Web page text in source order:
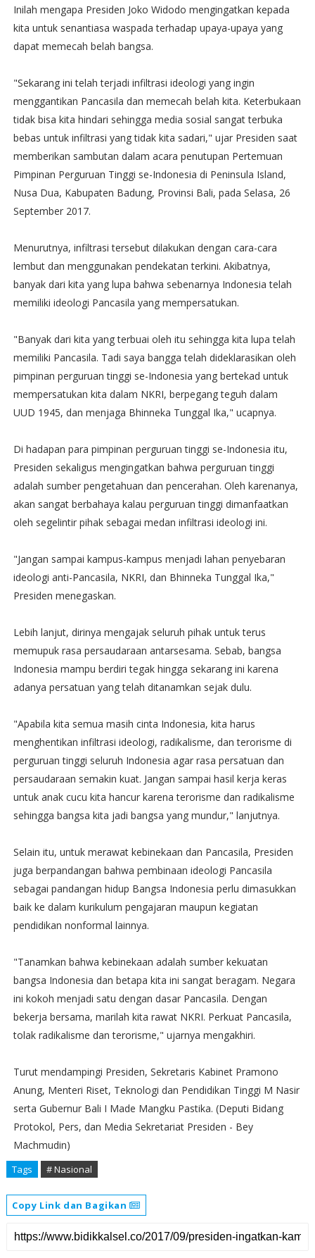
Inilah mengapa Presiden Joko Widodo mengingatkan kepada
kita untuk senantiasa waspada terhadap upaya-upaya yang
dapat memecah belah bangsa.
"Sekarang ini telah terjadi infiltrasi ideologi yang ingin
menggantikan Pancasila dan memecah belah kita. Keterbukaan
tidak bisa kita hindari sehingga media sosial sangat terbuka
bebas untuk infiltrasi yang tidak kita sadari," ujar Presiden saat
memberikan sambutan dalam acara penutupan Pertemuan
Pimpinan Perguruan Tinggi se-Indonesia di Peninsula Island,
Nusa Dua, Kabupaten Badung, Provinsi Bali, pada Selasa, 26
September 2017.
Menurutnya, infiltrasi tersebut dilakukan dengan cara-cara
lembut dan menggunakan pendekatan terkini. Akibatnya,
banyak dari kita yang lupa bahwa sebenarnya Indonesia telah
memiliki ideologi Pancasila yang mempersatukan.
"Banyak dari kita yang terbuai oleh itu sehingga kita lupa telah
memiliki Pancasila. Tadi saya bangga telah dideklarasikan oleh
pimpinan perguruan tinggi se-Indonesia yang bertekad untuk
mempersatukan kita dalam NKRI, berpegang teguh dalam
UUD 1945, dan menjaga Bhinneka Tunggal Ika," ucapnya.
Di hadapan para pimpinan perguruan tinggi se-Indonesia itu,
Presiden sekaligus mengingatkan bahwa perguruan tinggi
adalah sumber pengetahuan dan pencerahan. Oleh karenanya,
akan sangat berbahaya kalau perguruan tinggi dimanfaatkan
oleh segelintir pihak sebagai medan infiltrasi ideologi ini.
"Jangan sampai kampus-kampus menjadi lahan penyebaran
ideologi anti-Pancasila, NKRI, dan Bhinneka Tunggal Ika,"
Presiden menegaskan.
Lebih lanjut, dirinya mengajak seluruh pihak untuk terus
memupuk rasa persaudaraan antarsesama. Sebab, bangsa
Indonesia mampu berdiri tegak hingga sekarang ini karena
adanya persatuan yang telah ditanamkan sejak dulu.
"Apabila kita semua masih cinta Indonesia, kita harus
menghentikan infiltrasi ideologi, radikalisme, dan terorisme di
perguruan tinggi seluruh Indonesia agar rasa persatuan dan
persaudaraan semakin kuat. Jangan sampai hasil kerja keras
untuk anak cucu kita hancur karena terorisme dan radikalisme
sehingga bangsa kita jadi bangsa yang mundur," lanjutnya.
Selain itu, untuk merawat kebinekaan dan Pancasila, Presiden
juga berpandangan bahwa pembinaan ideologi Pancasila
sebagai pandangan hidup Bangsa Indonesia perlu dimasukkan
baik ke dalam kurikulum pengajaran maupun kegiatan
pendidikan nonformal lainnya.
"Tanamkan bahwa kebinekaan adalah sumber kekuatan
bangsa Indonesia dan betapa kita ini sangat beragam. Negara
ini kokoh menjadi satu dengan dasar Pancasila. Dengan
bekerja bersama, marilah kita rawat NKRI. Perkuat Pancasila,
tolak radikalisme dan terorisme," ujarnya mengakhiri.
Turut mendampingi Presiden, Sekretaris Kabinet Pramono
Anung, Menteri Riset, Teknologi dan Pendidikan Tinggi M Nasir
serta Gubernur Bali I Made Mangku Pastika. (Deputi Bidang
Protokol, Pers, dan Media Sekretariat Presiden - Bey
Machmudin)
Tags # Nasional
Copy Link dan Bagikan